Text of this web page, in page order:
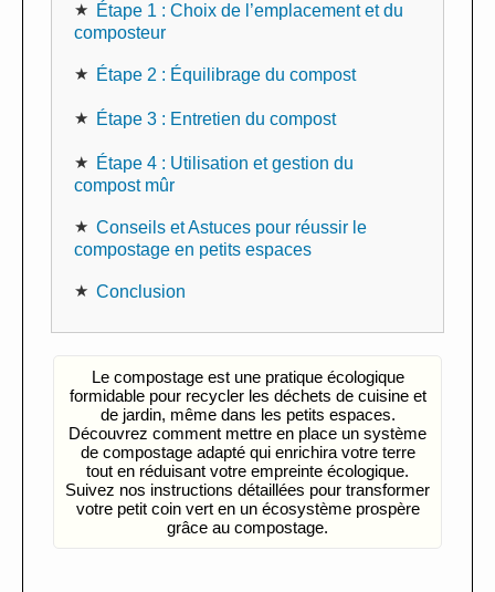
Étape 1 : Choix de l’emplacement et du
composteur
Étape 2 : Équilibrage du compost
Étape 3 : Entretien du compost
Étape 4 : Utilisation et gestion du
compost mûr
Conseils et Astuces pour réussir le
compostage en petits espaces
Conclusion
Le compostage est une pratique écologique
formidable pour recycler les déchets de cuisine et
de jardin, même dans les petits espaces.
Découvrez comment mettre en place un système
de compostage adapté qui enrichira votre terre
tout en réduisant votre empreinte écologique.
Suivez nos instructions détaillées pour transformer
votre petit coin vert en un écosystème prospère
grâce au compostage.